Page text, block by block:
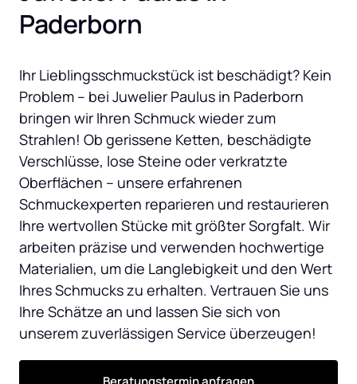
Paderborn
Ihr Lieblingsschmuckstück ist beschädigt? Kein
Problem – bei Juwelier Paulus in Paderborn
bringen wir Ihren Schmuck wieder zum
Strahlen! Ob gerissene Ketten, beschädigte
Verschlüsse, lose Steine oder verkratzte
Oberflächen – unsere erfahrenen
Schmuckexperten reparieren und restaurieren
Ihre wertvollen Stücke mit größter Sorgfalt. Wir
arbeiten präzise und verwenden hochwertige
Materialien, um die Langlebigkeit und den Wert
Ihres Schmucks zu erhalten. Vertrauen Sie uns
Ihre Schätze an und lassen Sie sich von
unserem zuverlässigen Service überzeugen!